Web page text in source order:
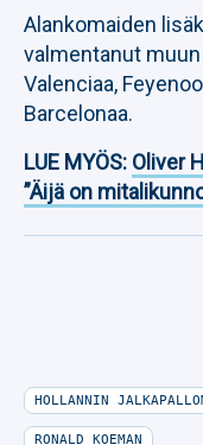
Alankomaiden
valmentanut muun
Valenciaa,
Barcelonaa.
LUE MYÖS: Oliver
”Äijä on
HOLLANNIN
RONALD KOEMAN